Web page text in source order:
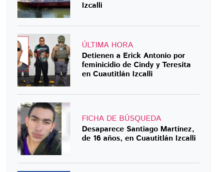
Izcalli
ÚLTIMA HORA
Detienen a Erick Antonio por
feminicidio de Cindy y Teresita
en Cuautitlán Izcalli
FICHA DE BÚSQUEDA
Desaparece Santiago Martínez,
de 16 años, en Cuautitlán Izcalli